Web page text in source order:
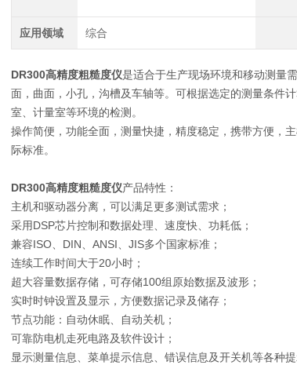
应用领域 综合
DR300高精度粗糙度仪是适合于生产现场环境和移动测量
面，曲面，小孔，沟槽及车轴等。可根据选定的测量条件
室、计量室等环境的检测。
操作简便，功能全面，测量快捷，精度稳定，携带方便，
际标准。
DR300高精度粗糙度仪产品特性：
主机和驱动器分离，可以满足更多测试需求；
采用DSP芯片控制和数据处理、速度快、功耗低；
兼容ISO、DIN、ANSI、JIS多个国家标准；
连续工作时间大于20小时；
超大容量数据存储，可存储100组原始数据及波形；
实时时钟设置及显示，方便数据记录及储存；
节点功能：自动休眠、自动关机；
可靠防电机走死电路及软件设计；
显示测量信息、菜单提示信息、错误信息及开关机等各种提